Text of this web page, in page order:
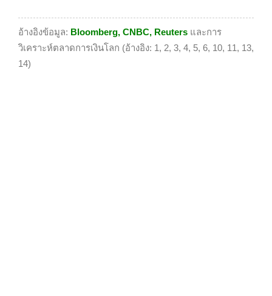
อ้างอิงข้อมูล: Bloomberg, CNBC, Reuters และการ
วิเคราะห์ตลาดการเงินโลก (อ้างอิง: 1, 2, 3, 4, 5, 6, 10, 11, 13,
14)